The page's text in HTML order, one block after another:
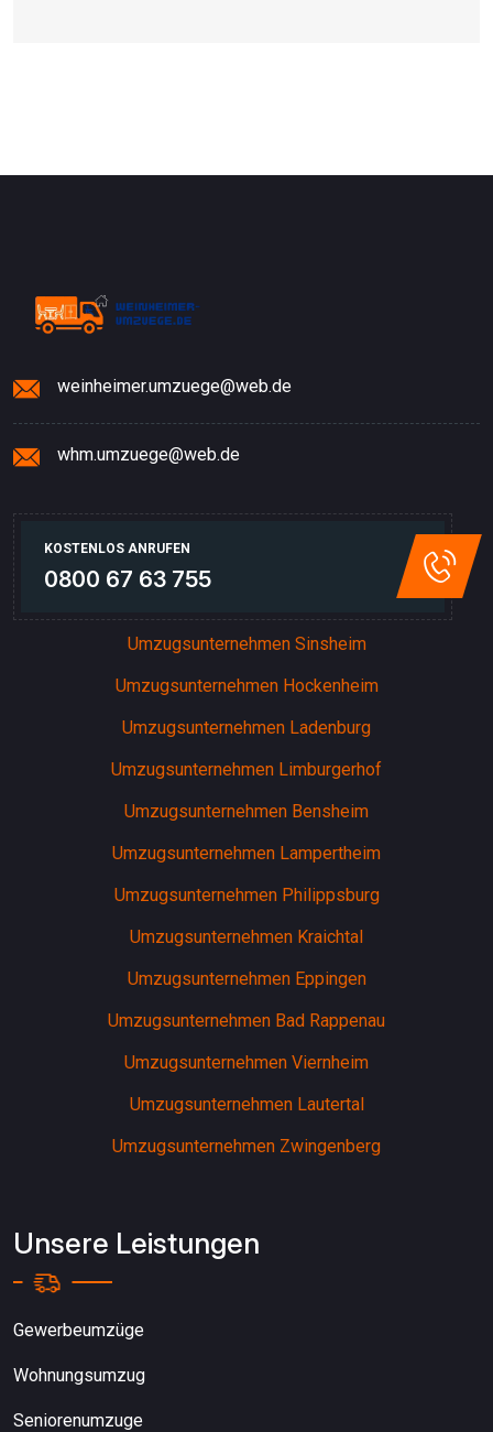
weinheimer.umzuege@web.de
whm.umzuege@web.de
KOSTENLOS ANRUFEN
0800 67 63 755
Umzugsunternehmen Sinsheim
Umzugsunternehmen Hockenheim
Umzugsunternehmen Ladenburg
Umzugsunternehmen Limburgerhof
Umzugsunternehmen Bensheim
Umzugsunternehmen Lampertheim
Umzugsunternehmen Philippsburg
Umzugsunternehmen Kraichtal
Umzugsunternehmen Eppingen
Umzugsunternehmen Bad Rappenau
Umzugsunternehmen Viernheim
Umzugsunternehmen Lautertal
Umzugsunternehmen Zwingenberg
Unsere Leistungen
Gewerbeumzüge
Wohnungsumzug
Seniorenumzuge